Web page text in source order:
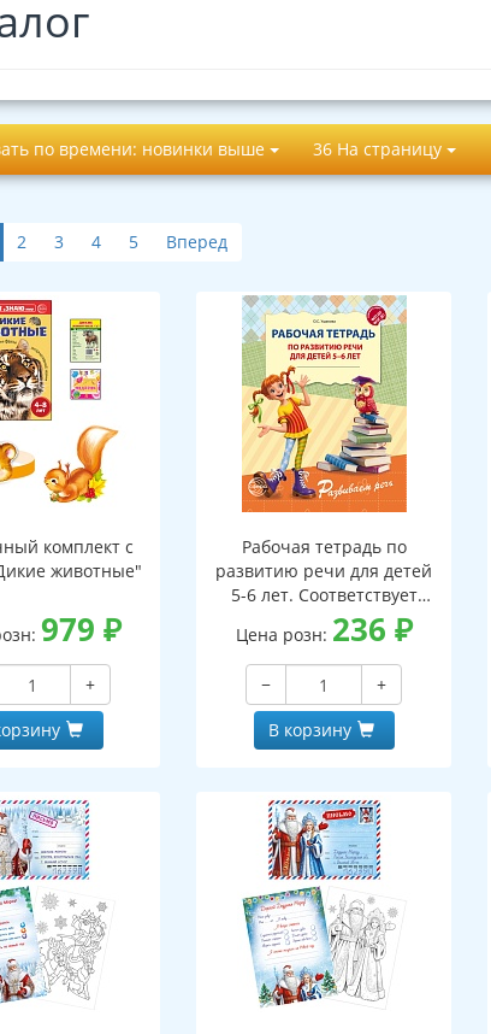
по времени: новинки выше 36 На страницу
2 3 4 5 Вперед
комплект с
животные"
979 ₽
+
Рабочая тетрадь по
развитию речи для детей
5-6 лет. Соответствует
ФГОС ДО - 3-е изд. испр.
Цена розн: 236 ₽
−
+
В корзину